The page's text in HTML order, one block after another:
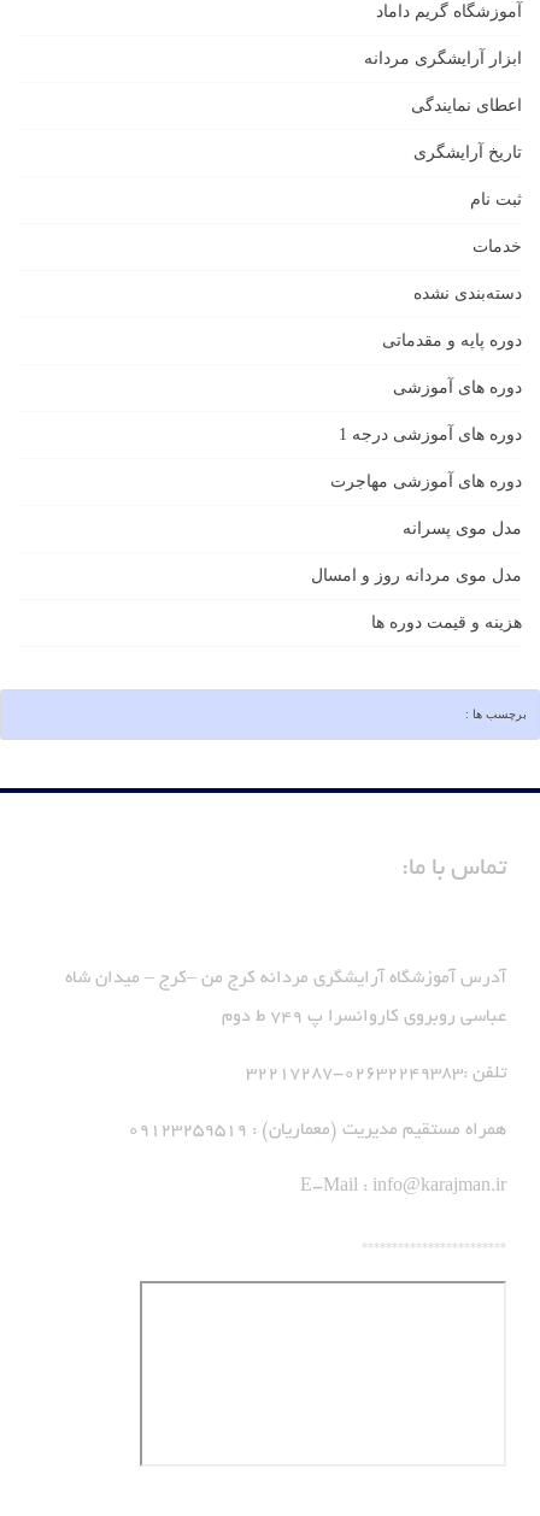
آموزشگاه گریم داماد
ابزار آرایشگری مردانه
اعطای نمایندگی
تاریخ آرایشگری
ثبت نام
خدمات
دسته‌بندی نشده
دوره پایه و مقدماتی
دوره های آموزشی
دوره های آموزشی درجه 1
دوره های آموزشی مهاجرت
مدل موی پسرانه
مدل موی مردانه روز و امسال
هزینه و قیمت دوره ها
برچسب ها :
تماس با ما:
آدرس آموزشگاه آرایشگری مردانه کرج من –کرج – میدان شاه
عباسی روبروی کاروانسرا پ 749 ط دوم
تلفن :02632249383-32217287
همراه مستقیم مدیریت (معماریان) : 09123259519
E-Mail : info@karajman.ir
************************